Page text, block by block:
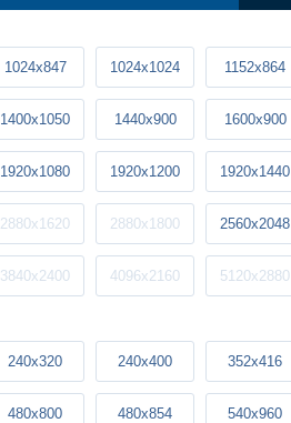
1024x847 1024x1024 1152x864
1400x1050 1440x900 1600x900
1920x1080 1920x1200 1920x1440
2880x1620 2880x1800 2560x2048
3840x2400 4096x2160 5120x2880
240x320 240x400 352x416
480x800 480x854 540x960